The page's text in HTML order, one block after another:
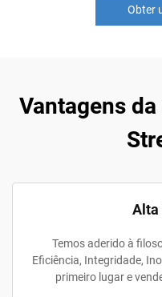
Obter
Vantagens
Alta
Temos aderido à
Eficiência, Integridade,
primeiro lugar e